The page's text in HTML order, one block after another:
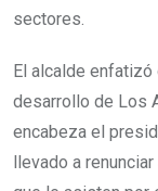
sectores.
El alcalde
desarrollo de Los
encabeza el
llevado a